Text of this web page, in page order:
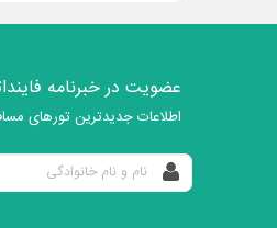
عضویت در خبرنامه
اطلاعات جدیدترین تورهای